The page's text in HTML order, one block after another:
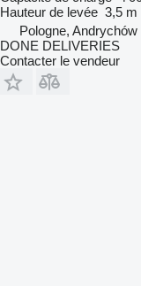
Hauteur de levée 3,5 m
Pologne, Andrychów
DONE DELIVERIES
Contacter le vendeur